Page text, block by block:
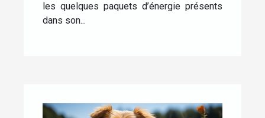
les quelques paquets d’énergie présents
dans son...